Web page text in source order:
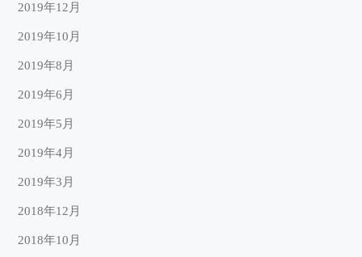
2019年12月
2019年10月
2019年8月
2019年6月
2019年5月
2019年4月
2019年3月
2018年12月
2018年10月